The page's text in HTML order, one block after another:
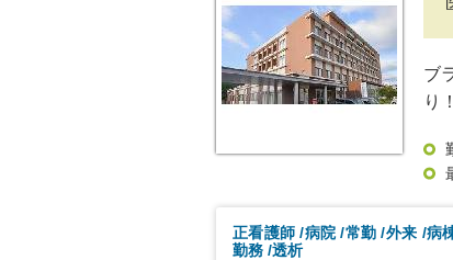
ブ
り！
正看護師 病院 常勤 外来 病
勤務 透析